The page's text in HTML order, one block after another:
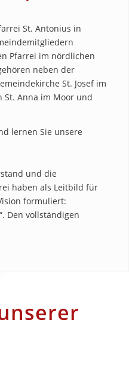
St. Antonius in
Pfarrei im nördlichen
neben der
St. Josef im
St. Anna im Moor und
lernen Sie unsere
und die
haben als Leitbild für
formuliert:
Den vollständigen